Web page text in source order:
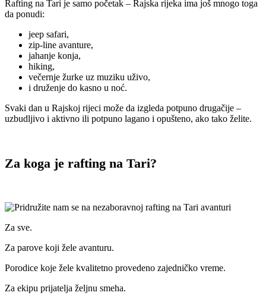
Rafting na Tari je samo početak – Rajska rijeka ima još mnogo toga
da ponudi:
jeep safari,
zip-line avanture,
jahanje konja,
hiking,
večernje žurke uz muziku uživo,
i druženje do kasno u noć.
Svaki dan u Rajskoj rijeci može da izgleda potpuno drugačije –
uzbudljivo i aktivno ili potpuno lagano i opušteno, ako tako želite.
Za koga je rafting na Tari?
Za sve.
Za parove koji žele avanturu.
Porodice koje žele kvalitetno provedeno zajedničko vreme.
Za ekipu prijatelja željnu smeha.